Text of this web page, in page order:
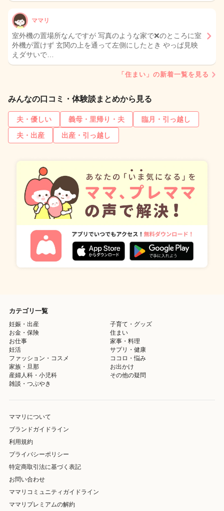
ママリ
室外機の置場所なんですが 写真のような家で❌のところに室
外機が置けず 玄関の上を通って左側にしたとき やっぱ見映
えダサいで…
「住まい」の新着一覧を見る
みんなの口コミ・体験談まとめから見る
夫・優しい 義母・里帰り・夫
臨月・引っ越し
夫・出産
出産・引っ越し
カテゴリ一覧
妊娠・出産
子育て・グッズ
お金・保険
住まい
お仕事
家事・料理
妊活
サプリ・健康
ファッション・コスメ
ココロ・悩み
家族・旦那
お出かけ
産婦人科・小児科
その他の疑問
雑談・つぶやき
ママリについて
ブランドガイドライン
利用規約
プライバシーポリシー
特定商取引法に基づく表記
お問い合わせ
ママリコミュニティガイドライン
ママリプレミアムの解約